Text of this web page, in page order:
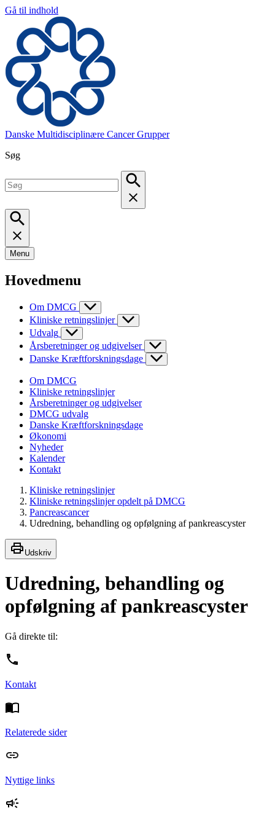
Gå til indhold
Danske Multidisciplinære Cancer Grupper
Søg
Menu
Hovedmenu
Om DMCG
Kliniske retningslinjer
Udvalg
Årsberetninger og udgivelser
Danske Kræftforskningsdage
Om DMCG
Kliniske retningslinjer
Årsberetninger og udgivelser
DMCG udvalg
Danske Kræftforskningsdage
Økonomi
Nyheder
Kalender
Kontakt
Kliniske retningslinjer
Kliniske retningslinjer opdelt på DMCG
Pancreascancer
Udredning, behandling og opfølgning af pankreascyster
Udskriv
Udredning, behandling og
opfølgning af pankreascyster
Gå direkte til:
Kontakt
Relaterede sider
Nyttige links